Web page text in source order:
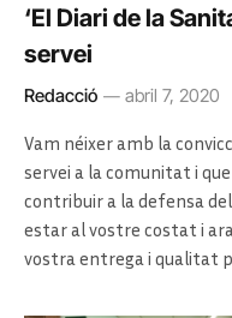
‘El Diari de la
servei
Redacció abril 7, 2020
Vam néixer amb la
servei a la comunitat i
contribuir a la defensa
estar al vostre costat i
vostra entrega i qualitat